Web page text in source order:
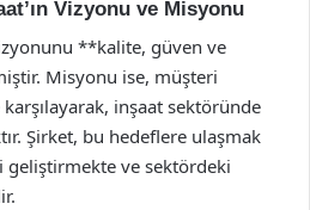
Vizyonu ve Misyonu
**kalite, güven ve
Misyonu ise, müşteri
inşaat sektöründe
Şirket, bu hedeflere ulaşmak
ve sektördeki